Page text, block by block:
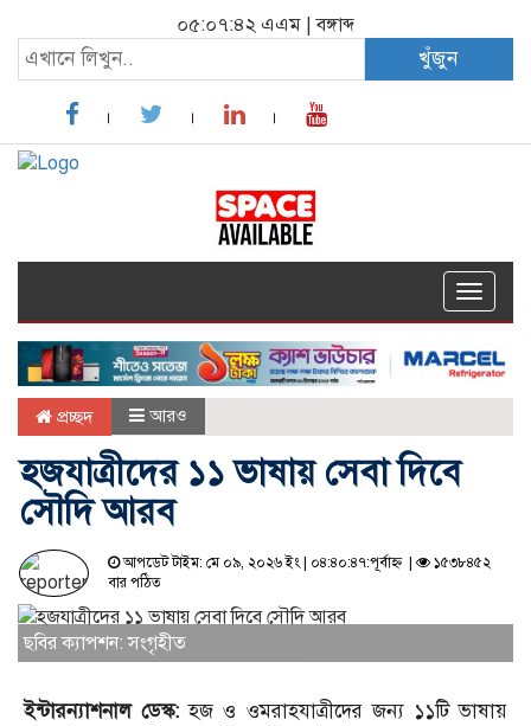
০৫:০৭:৪২ এএম|বঙ্গাব্দ
খুঁজুন
Toggle
প্রচ্ছদ আরও
হজযাত্রীদের ১১ ভাষায় সেবা দিবে
সৌদি আরব
আপডেট টাইম: মে ০৯, ২০২৬ ইং | ০৪:৪০:৪৭:পূর্বাহ্ন |
১৫৩৮৪৫২
বার পঠিত
ছবির ক্যাপশন: সংগৃহীত
ইন্টারন্যাশনাল ডেস্ক:হজ ও ওমরাহযাত্রীদের জন্য ১১টি ভাষায়